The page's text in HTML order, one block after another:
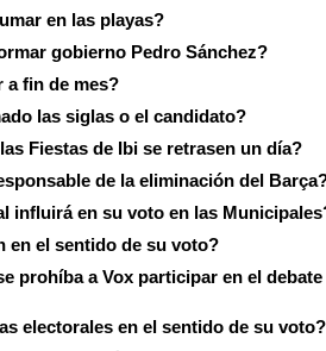
en las playas?
gobierno Pedro Sánchez?
a fin de mes?
las siglas o el candidato?
Fiestas de Ibi se retrasen un día?
de la eliminación del
influirá en su voto en las
en el sentido de su voto?
prohíba a Vox participar en el debate
electorales en el sentido de su voto?